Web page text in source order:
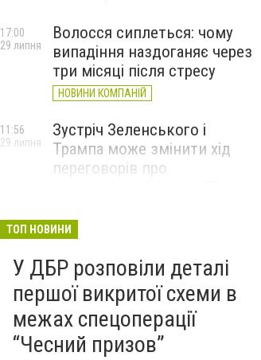
Волосся сиплеться: чому
випадіння наздоганяє через
три місяці після стресу
НОВИНИ КОМПАНІЙ
17:00
29 липня
Зустріч Зеленського і
Трампа може змінити хід
переговорів про
11:56
29 липня
ТОП НОВИНИ
У ДБР розповіли деталі
першої викритої схеми в
межах спецоперації
“Чесний призов”